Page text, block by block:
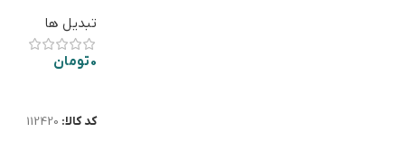
تبدیل ها
0تومان
کد کالا: 112420